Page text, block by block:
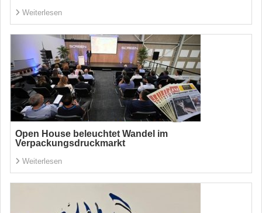
Weiterlesen
Open House beleuchtet Wandel im
Verpackungsdruckmarkt
Weiterlesen